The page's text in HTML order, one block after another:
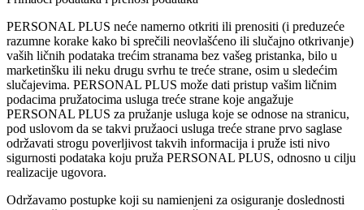
PERSONAL PLUS neće namerno otkriti ili prenositi (i preduzeće
razumne korake kako bi sprečili neovlašćeno ili slučajno otkrivanje)
vaših ličnih podataka trećim stranama bez vašeg pristanka, bilo u
marketinšku ili neku drugu svrhu te treće strane, osim u sledećim
slučajevima. PERSONAL PLUS može dati pristup vašim ličnim
podacima pružatocima usluga treće strane koje angažuje
PERSONAL PLUS za pružanje usluga koje se odnose na stranicu,
pod uslovom da se takvi pružaoci usluga treće strane prvo saglase
održavati strogu poverljivost takvih informacija i pruže isti nivo
sigurnosti podataka koju pruža PERSONAL PLUS, odnosno u cilju
realizacije ugovora.
Održavamo postupke koji su namienjeni za osiguranje doslednosti